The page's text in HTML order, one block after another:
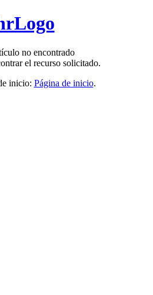
no encontrado
el recurso solicitado.
inicio: Página de inicio.